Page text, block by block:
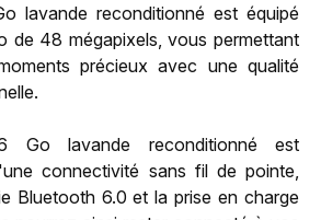
lavande reconditionné est équipé
de 48 mégapixels, vous permettant
précieux avec une qualité
Go lavande reconditionné est
connectivité sans fil de pointe,
Bluetooth 6.0 et la prise en charge